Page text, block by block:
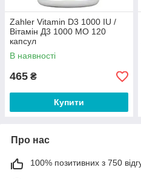
Zahler Vitamin D3 1000 IU /
Вітамін Д3 1000 МО 120
капсул
В наявності
465 ₴
Купити
Про нас
100% позитивних з 750